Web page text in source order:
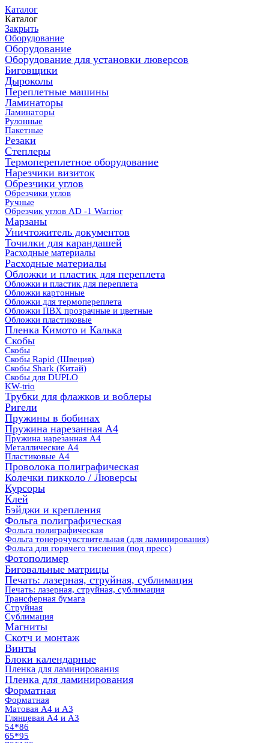
Каталог
Каталог
Закрыть
Оборудование
Оборудование
Оборудование для установки люверсов
Биговщики
Дыроколы
Переплетные машины
Ламинаторы
Ламинаторы
Рулонные
Пакетные
Резаки
Степлеры
Термопереплетное оборудование
Нарезчики визиток
Обрезчики углов
Обрезчики углов
Ручные
Обрезчик углов AD -1 Warrior
Марзаны
Уничтожитель документов
Точилки для карандашей
Расходные материалы
Расходные материалы
Обложки и пластик для переплета
Обложки и пластик для переплета
Обложки картонные
Обложки для термопереплета
Обложки ПВХ прозрачные и цветные
Обложки пластиковые
Пленка Кимото и Калька
Скобы
Скобы
Скобы Rapid (Швеция)
Скобы Shark (Китай)
Скобы для DUPLO
KW-trio
Трубки для флажков и воблеры
Ригели
Пружины в бобинах
Пружина нарезанная А4
Пружина нарезанная А4
Металлические А4
Пластиковые А4
Проволока полиграфическая
Колечки пикколо / Люверсы
Курсоры
Клей
Бэйджи и крепления
Фольга полиграфическая
Фольга полиграфическая
Фольга тонерочувствительная (для ламинирования)
Фольга для горячего тиснения (под пресс)
Фотополимер
Биговальные матрицы
Печать: лазерная, струйная, сублимация
Печать: лазерная, струйная, сублимация
Трансферная бумага
Струйная
Сублимация
Магниты
Скотч и монтаж
Винты
Блоки календарные
Пленка для ламинирования
Пленка для ламинирования
Форматная
Форматная
Матовая А4 и А3
Глянцевая А4 и А3
54*86
65*95